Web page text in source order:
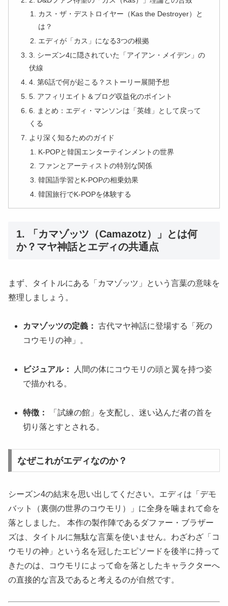
カス・ザ・デストロイヤー（Kas the Destroyer）と
は？
エディが「カス」になる3つの根拠
3. シーズン4に隠されていた「アイアン・メイデン」の
伏線
4. 第6話で何が起こる？ストーリー展開予想
5. アフィリエイト＆ブログ収益化のポイント
6. まとめ：エディ・マンソンは「英雄」として戻って
くる
より深く知るためのガイド
K-POPと韓国エンターテインメントの世界
ファンとアーティストの特別な関係
韓国語学習とK-POPの相乗効果
韓国旅行でK-POPを体験する
1. 「カマゾッツ（Camazotz）」とは何
か？マヤ神話とエディの共通点
まず、タイトルにある「カマゾッツ」という言葉の意味を
整理しましょう。
カマゾッツの定義： 古代マヤ神話に登場する「死の
コウモリの神」。
ビジュアル：
人間の体にコウモリの頭と翼を持つ姿
で描かれる。
特徴：
「試練の館」を支配し、迷い込んだ者の首を
切り落とすとされる。
なぜこれがエディなのか？
シーズン4の結末を思い出してください。エディは「デモ
バット（裏側の世界のコウモリ）」に全身を噛まれて命を
落としました。 本作の製作陣であるダファー・ブラザー
ズは、タイトルに無駄な言葉を使いません。わざわざ「コ
ウモリの神」という名を冠したエピソードを後半に持って
きたのは、コウモリによって命を落としたキャラクターへ
の直接的な言及であると考えるのが自然です。